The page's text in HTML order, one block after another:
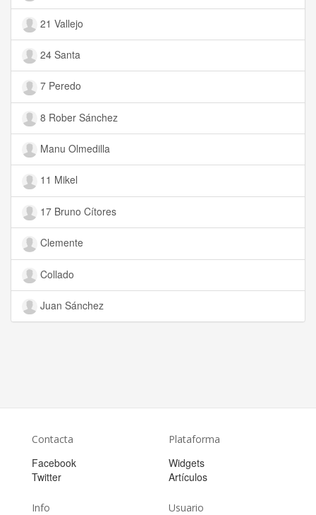
21 Vallejo
24 Santa
7 Peredo
8 Rober Sánchez
Manu Olmedilla
11 Mikel
17 Bruno Cítores
Clemente
Collado
Juan Sánchez
Contacta
Facebook
Twitter
Plataforma
Widgets
Artículos
Info Usuario